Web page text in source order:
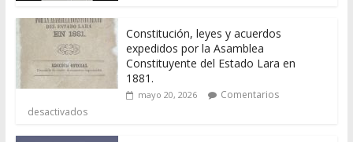
Constitución, leyes y acuerdos
expedidos por la Asamblea
Constituyente del Estado Lara en
1881.
mayo 20, 2026
Comentarios
desactivados